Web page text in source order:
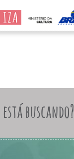
buscando?